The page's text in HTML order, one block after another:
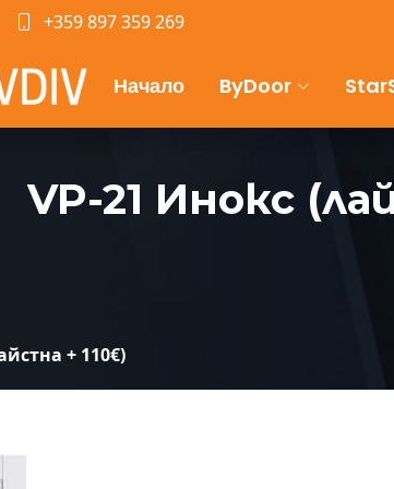
+359 897 359 269
Начало ByDoor
VP-21 Инокс
+ 110€)